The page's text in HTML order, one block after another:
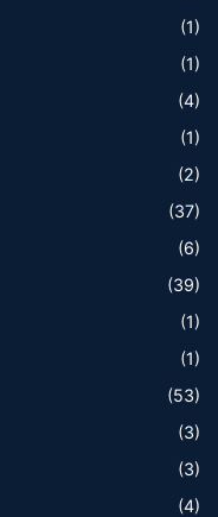
(1)
(1)
(4)
(1)
(2)
(37)
(6)
(39)
(1)
(1)
(53)
(3)
(3)
(4)